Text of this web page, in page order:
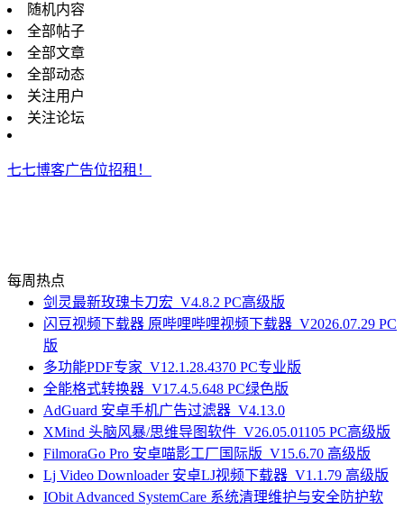
随机内容
全部帖子
全部文章
全部动态
关注用户
关注论坛
七七博客广告位招租！
每周热点
剑灵最新玫瑰卡刀宏_V4.8.2 PC高级版
闪豆视频下载器 原哔哩哔哩视频下载器_V2026.07.29 PC
版
多功能PDF专家_V12.1.28.4370 PC专业版
全能格式转换器_V17.4.5.648 PC绿色版
AdGuard 安卓手机广告过滤器_V4.13.0
XMind 头脑风暴/思维导图软件_V26.05.01105 PC高级版
FilmoraGo Pro 安卓喵影工厂国际版_V15.6.70 高级版
Lj Video Downloader 安卓LJ视频下载器_V1.1.79 高级版
IObit Advanced SystemCare 系统清理维护与安全防护软